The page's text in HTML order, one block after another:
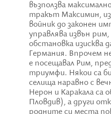
възползва
тракът Максимин,
войник до законен
управлява извън
обстановка изисква
Германия. Впрочем
е посещавал Рим,
триумфи. Някои са
селища наравно с
Нерон и Каракала са
Пловдив), а други
родните си места